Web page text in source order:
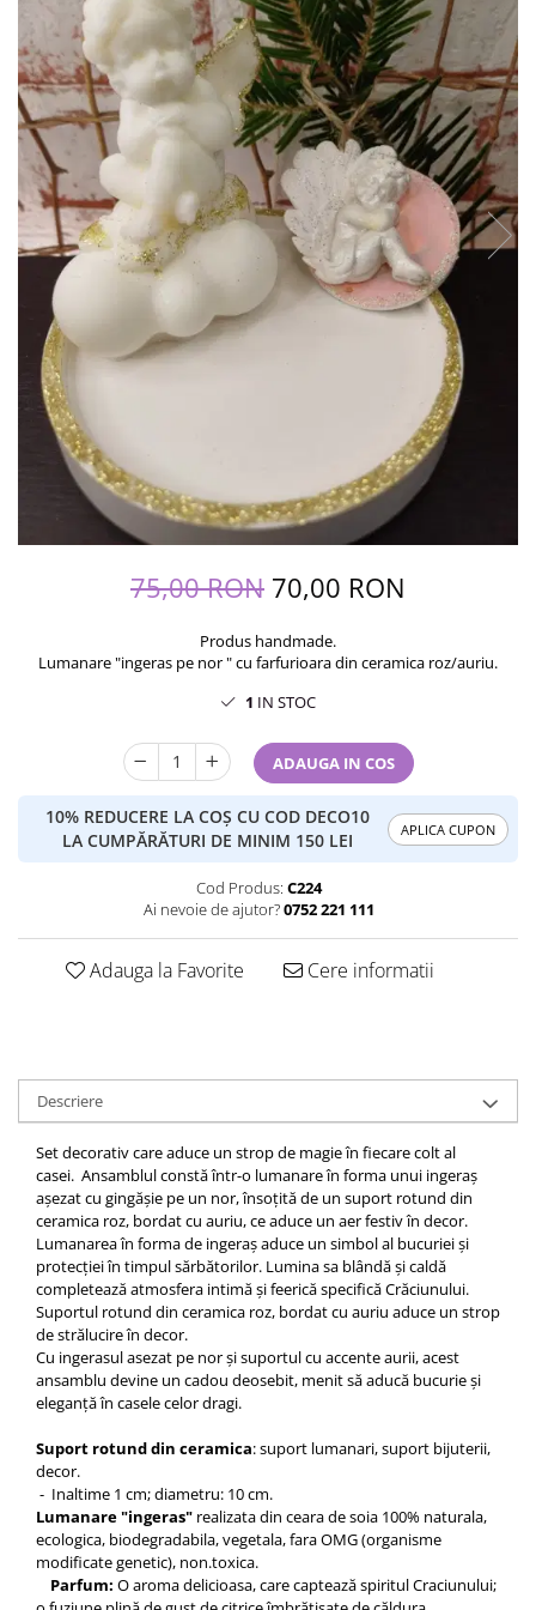
75,00 RON 70,00 RON
Produs handmade.
Lumanare "ingeras pe nor " cu farfurioara din ceramica roz/auriu.
1 IN STOC
ADAUGA IN COS
10% REDUCERE LA COȘ CU COD DECO10
LA CUMPĂRĂTURI DE MINIM 150 LEI
APLICA CUPON
Cod Produs: C224
Ai nevoie de ajutor?0752 221 111
Adauga la Favorite Cere informatii
Descriere
Set decorativ care aduce un strop de magie în fiecare colt al
casei. Ansamblul constă într-o lumanare în forma unui ingeraș
așezat cu gingășie pe un nor, însoțită de un suport rotund din
ceramica roz, bordat cu auriu, ce aduce un aer festiv în decor.
Lumanarea în forma de ingeraș aduce un simbol al bucuriei și
protecției în timpul sărbătorilor. Lumina sa blândă și caldă
completează atmosfera intimă și feerică specifică Crăciunului.
Suportul rotund din ceramica roz, bordat cu auriu aduce un strop
de strălucire în decor.
Cu ingerasul asezat pe nor și suportul cu accente aurii, acest
ansamblu devine un cadou deosebit, menit să aducă bucurie și
eleganță în casele celor dragi.
Suport rotund din ceramica: suport lumanari, suport bijuterii,
decor.
- Inaltime 1 cm; diametru: 10 cm.
Lumanare "ingeras" realizata din ceara de soia 100% naturala,
ecologica, biodegradabila, vegetala, fara OMG (organisme
modificate genetic), non.toxica.
Parfum: O aroma delicioasa, care captează spiritul Craciunului;